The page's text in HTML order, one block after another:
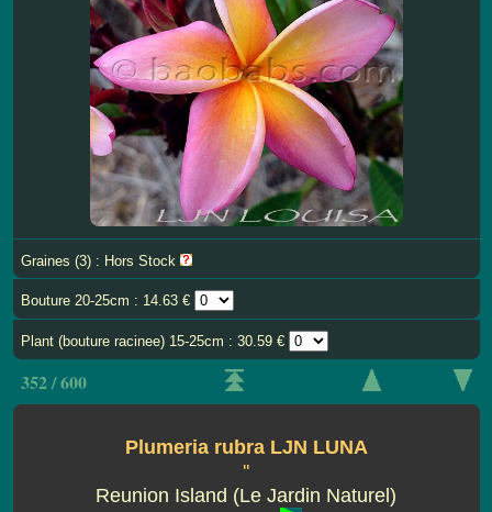
Graines (3) : Hors Stock
Bouture 20-25cm : 14.63 €
Plant (bouture racinee) 15-25cm : 30.59 €
352 / 600
Plumeria rubra LJN LUNA
''
Reunion Island (Le Jardin Naturel)